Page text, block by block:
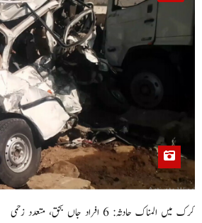
کرک میں المناک حادثہ: 6 افراد جاں بحق، متعدد زخمی